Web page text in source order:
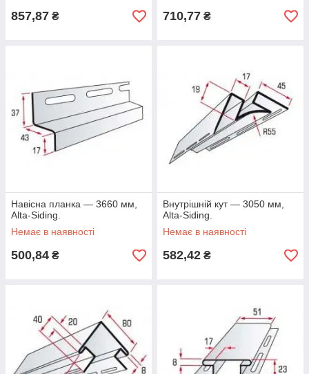
857,87 ₴ 710,77 ₴
Навісна планка — 3660 мм,
Alta-Siding.
Немає в наявності
500,84 ₴
Внутрішній кут — 3050 мм,
Alta-Siding.
Немає в наявності
582,42 ₴